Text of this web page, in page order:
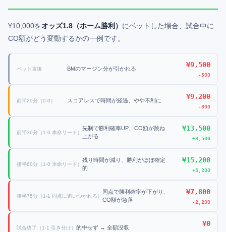
¥10,000をオッズ1.8 （ホーム勝利） にベットした場合、試合中に
CO額がどう変動するかの一例です。
ベット直後 BMのマージン分が引かれる
¥9,500
-500
前半20分（0-0） スコアレスで時間が経過、やや不利に
¥9,200
-800
前半30分（1-0 本命リード）
先制で勝利確率UP、CO額が跳ね
上がる
¥13,500
+3,500
後半60分（1-0 本命リード）
残り時間が減り、勝利がほぼ確定
的
¥15,200
+5,200
後半75分（1-1 同点に追いつかれる）
同点で勝利確率が下がり、
CO額が急落
¥7,800
-2,200
試合終了（1-1 引き分け） 的中せず → 全額没収
¥0